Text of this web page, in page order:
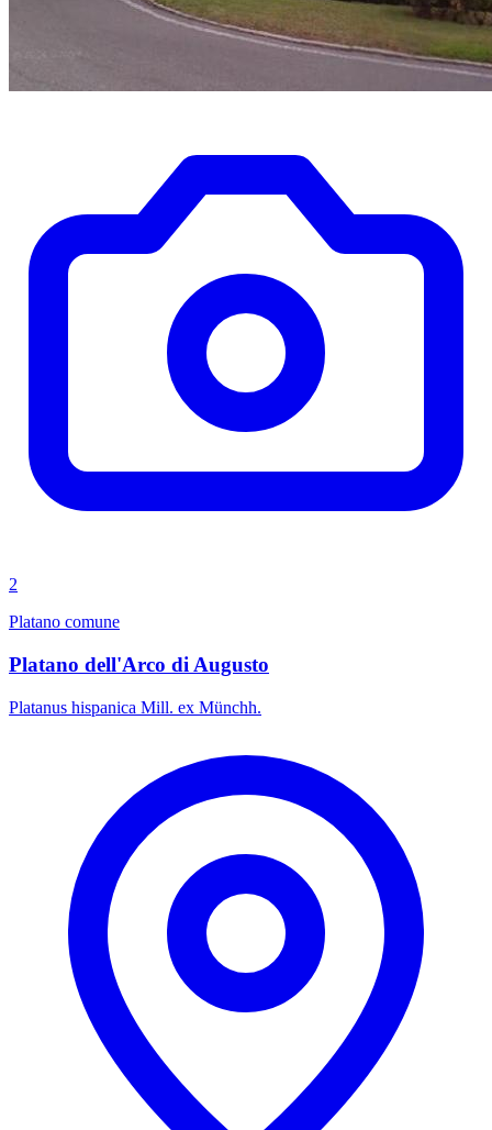
2
Platano comune
Platano dell'Arco di Augusto
Platanus hispanica Mill. ex Münchh.